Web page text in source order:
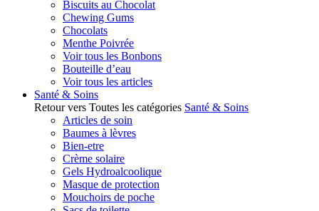
Biscuits au Chocolat
Chewing Gums
Chocolats
Menthe Poivrée
Voir tous les Bonbons
Bouteille d’eau
Voir tous les articles
Santé & Soins
Retour vers Toutes les catégories Santé & Soins
Articles de soin
Baumes à lèvres
Bien-etre
Crème solaire
Gels Hydroalcoolique
Masque de protection
Mouchoirs de poche